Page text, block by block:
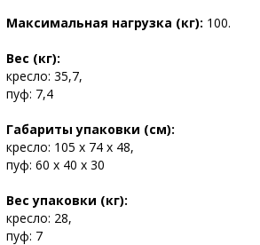
Максимальная нагрузка (кг): 100.
Вес (кг):
кресло: 35,7,
пуф: 7,4
Габариты упаковки (см):
кресло: 105 х 74 х 48,
пуф: 60 х 40 х 30
Вес упаковки (кг):
кресло: 28,
пуф: 7